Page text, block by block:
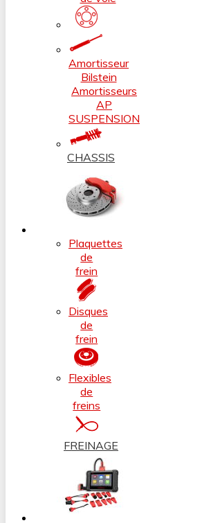
Amortisseur
Bilstein
Amortisseurs
AP
SUSPENSION
CHASSIS
Plaquettes
de
frein
Disques
de
frein
Flexibles
de
freins
FREINAGE